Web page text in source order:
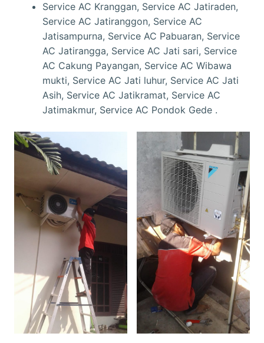
Service AC Kranggan, Service AC Jatiraden,
Service AC Jatiranggon, Service AC
Jatisampurna, Service AC Pabuaran, Service
AC Jatirangga, Service AC Jati sari, Service
AC Cakung Payangan, Service AC Wibawa
mukti, Service AC Jati luhur, Service AC Jati
Asih, Service AC Jatikramat, Service AC
Jatimakmur, Service AC Pondok Gede .